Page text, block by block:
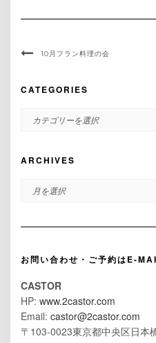
10月フラン料理の会
CATEGORIES
CATEGORIES
ARCHIVES
ARCHIVES
お問い合わせ・ご予約はE-
CASTOR
HP: www.2castor.com
Email: castor@2castor.com
〒103-0023東京都中央区日本